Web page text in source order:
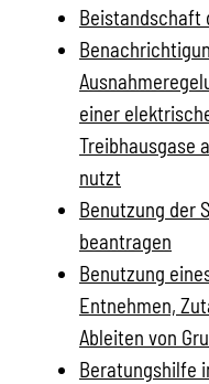
Beistandschaft
einer
Treibhausgase
nutzt
Benutzung der
beantragen
Benutzung
Entnehmen,
Ableiten von
Beratungshilfe